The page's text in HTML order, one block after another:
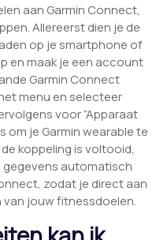
aan Garmin Connect,
Allereerst dien je de
op je smartphone of
en maak je een account
Garmin Connect
menu en selecteer
voor “Apparaat
om je Garmin wearable te
koppeling is voltooid,
automatisch
zodat je direct aan
jouw fitnessdoelen.